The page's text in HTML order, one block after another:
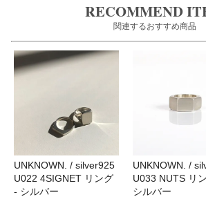
RECOMMEND
関連するおすすめ商品
UNKNOWN. / silver925
U022 4SIGNET リング
- シルバー
UNKNOWN. /
U033 NUTS リ
シルバー